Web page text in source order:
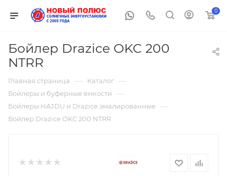
0
Бойлер Drazice OKC 200
NTRR
Главная страница — Каталог —
Бойлеры и буферные ёмкости —
Бойлеры HAJDU и Drazice эмалированные —
Бойлер Drazice OKC 200 NTRR